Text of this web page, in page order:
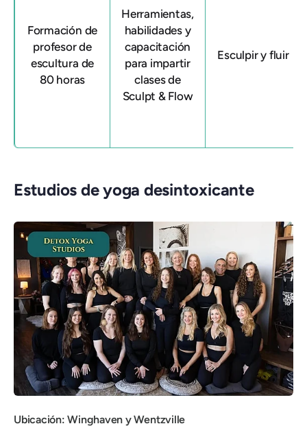
Formación de
profesor de
escultura de
80 horas
Herramientas,
habilidades y
capacitación
para impartir
clases de
Sculpt & Flow
Esculpir y fluir
Estudios de yoga desintoxicante
Ubicación: Winghaven y Wentzville